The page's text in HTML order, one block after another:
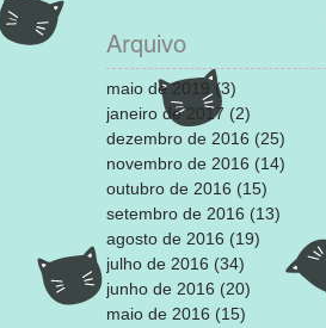
Arquivo
maio de 2019 (3)
janeiro de 2017 (2)
dezembro de 2016 (25)
novembro de 2016 (14)
outubro de 2016 (15)
setembro de 2016 (13)
agosto de 2016 (19) 19 posts
julho de 2016 (34) 34 posts
junho de 2016 (20) 20 posts
maio de 2016 (15)